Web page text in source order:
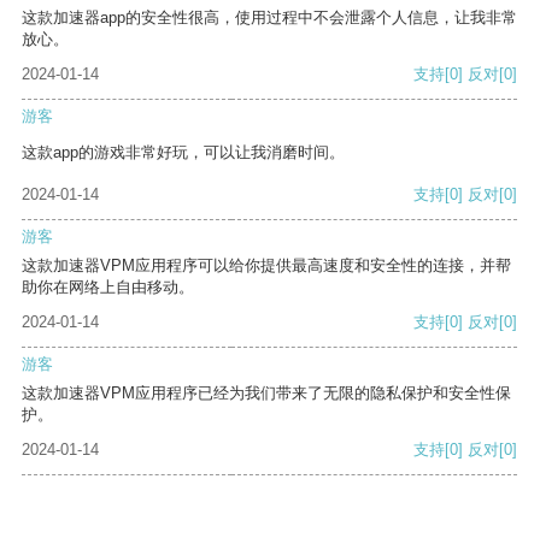
这款加速器app的安全性很高，使用过程中不会泄露个人信息，让我非常
放心。
2024-01-14
支持[0] 反对[0]
游客
这款app的游戏非常好玩，可以让我消磨时间。
2024-01-14 支持[0] 反对[0]
游客
这款加速器VPM应用程序可以给你提供最高速度和安全性的连接，并帮
助你在网络上自由移动。
2024-01-14
支持[0] 反对[0]
游客
这款加速器VPM应用程序已经为我们带来了无限的隐私保护和安全性保
护。
2024-01-14
支持[0] 反对[0]